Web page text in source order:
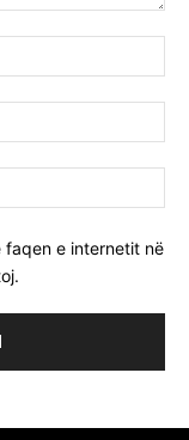
faqen e internetit në